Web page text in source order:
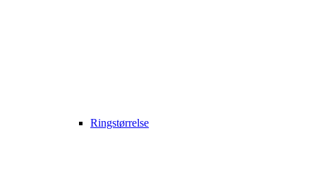
Ringstørrelse